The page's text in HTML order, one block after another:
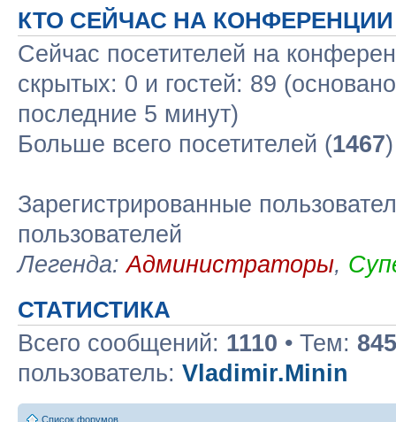
КТО СЕЙЧАС НА КОНФЕРЕНЦИИ
Сейчас посетителей на
скрытых: 0 и гостей: 89
последние 5 минут)
Больше всего посетителей (1467
Зарегистрированные
пользователей
Легенда:Администраторы,
СТАТИСТИКА
Всего сообщений: 1110 • Тем: 845
пользователь: Vladimir.Minin
Список форумов